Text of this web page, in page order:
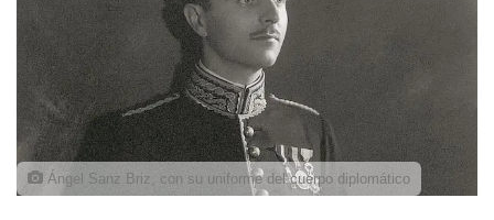
Ángel Sanz Briz, con su uniforme del cuerpo diplomático